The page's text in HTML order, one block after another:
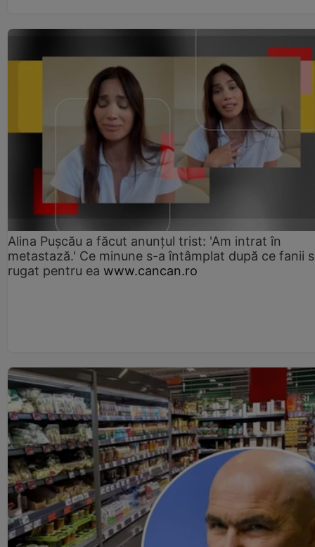
Alina Pușcău a făcut anunțul trist: 'Am intrat în
metastază.' Ce minune s-a întâmplat după ce fanii
rugat pentru ea www.cancan.ro